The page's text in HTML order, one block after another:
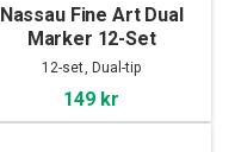
Nassau Fine Art Dual
Marker 12-Set
12-set, Dual-tip
149 kr